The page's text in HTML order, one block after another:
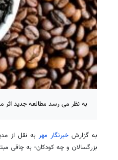
به نظر می رسد مطالعه جدید اثر
به گزارش خبرنگار مهر به نقل از
بزرگسالان و چه کودکان- به چاقی